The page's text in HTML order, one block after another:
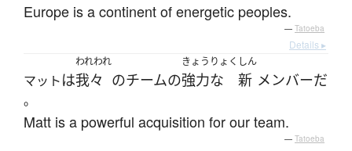
Europe is a continent of energetic peoples.
— Tatoeba
Details ▸
マットは
われわれ
我々 のチームの
きょうりょく
強力な
しん
新 メンバーだ
。
Matt is a powerful acquisition for our team.
— Tatoeba